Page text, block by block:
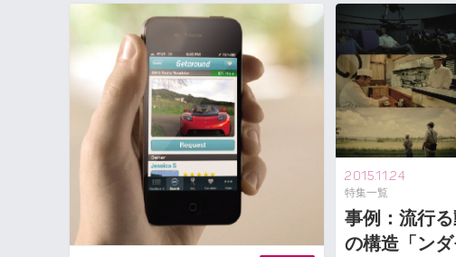
2015.11.24
特集一覧
事例：流行
の構造「ンダ